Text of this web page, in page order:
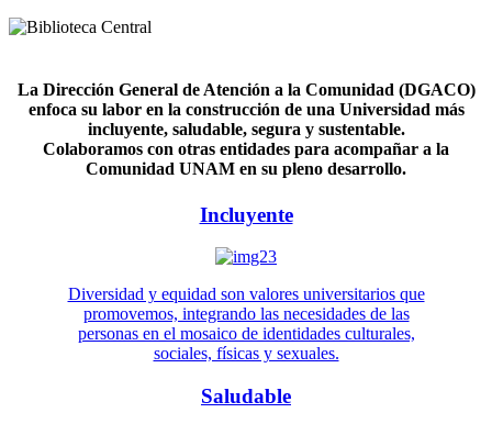
La Dirección General de Atención a la Comunidad (DGACO)
enfoca su labor en la construcción de una Universidad más
incluyente, saludable, segura y sustentable.
Colaboramos con otras entidades para acompañar a la
Comunidad UNAM en su pleno desarrollo.
Incluyente
Diversidad y equidad son valores universitarios que
promovemos, integrando las necesidades de las
personas en el mosaico de identidades culturales,
sociales, físicas y sexuales.
Saludable